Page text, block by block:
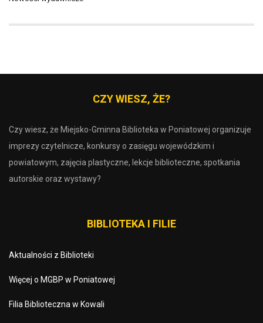
CZY WIESZ, ŻE?
Czy wiesz, że Miejsko-Gminna Biblioteka w Poniatowej organizuje
imprezy czytelnicze, konkursy o zasięgu wojewódzkim i
powiatowym, zajęcia plastyczne, lekcje biblioteczne, spotkania
autorskie oraz wystawy?
BIBLIOTEKA I FILIE
Aktualności z Biblioteki
Więcej o MGBP w Poniatowej
Filia Biblioteczna w Kowali